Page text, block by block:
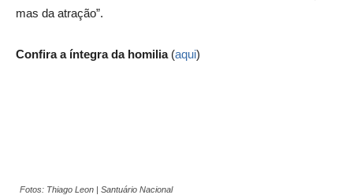
mas da atração”.
Confira a íntegra da homilia(aqui)
Fotos: Thiago Leon | Santuário Nacional